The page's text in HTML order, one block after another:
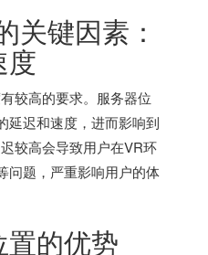
关键因素：
度
较高的要求。服务器位
延迟和速度，进而影响到
较高会导致用户在VR环
问题，严重影响用户的体
置的优势